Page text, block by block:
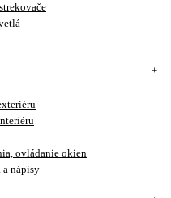
+-
ovládanie okien
a nápisy